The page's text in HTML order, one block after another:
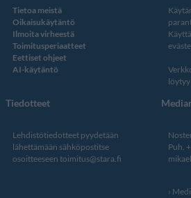
Tietoa meistä
Oikaisukäytäntö
Ilmoita virheestä
Toimitusperiaatteet
Eettiset ohjeet
AI-käytäntö
löytyy
Tiedotteet
Lehdistötiedotteet pyydetään
lähettämään sähköpostitse
osoitteeseen toimitus@stara.fi
Puh.